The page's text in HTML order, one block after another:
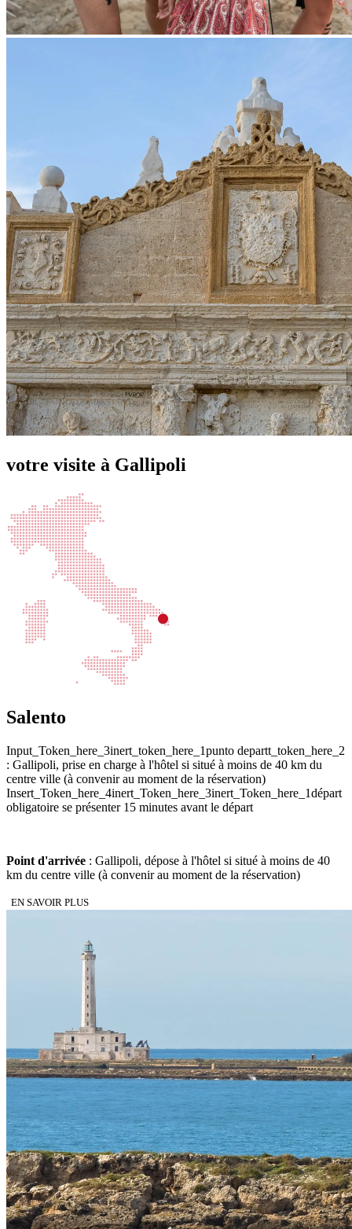
votre visite à Gallipoli
Salento
Input_Token_here_3inert_token_here_1punto departt_token_here_2
: Gallipoli, prise en charge à l'hôtel si situé à moins de 40 km du
centre ville (à convenir au moment de la réservation)
Insert_Token_here_4inert_Token_here_3inert_Token_here_1départ
obligatoire se présenter 15 minutes avant le départ
Point d'arrivée : Gallipoli, dépose à l'hôtel si situé à moins de 40
km du centre ville (à convenir au moment de la réservation)
EN SAVOIR PLUS